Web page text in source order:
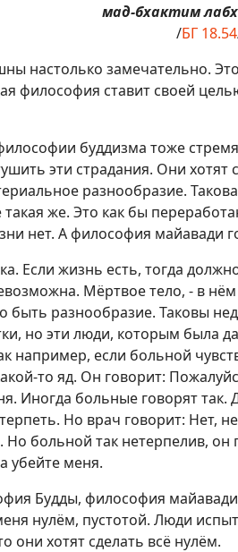
мад-бхактим
/БГ 18.54
настолько замечательно.
философия ставит своей
буддизма тоже
эти страдания. Они хотят
разнообразие.
же. Это как бы
нет. А философия майавади
Если жизнь есть, тогда
Мёртвое тело, - в
быть разнообразие. Таковы
но эти люди, которым была
например, если больной
то яд. Он говорит:
Иногда больные говорят так.
Но врач говорит: Нет,
больной так нетерпелив, он
убейте меня.
Будды, философия
нулём, пустотой. Люди
они хотят сделать всё нулём.